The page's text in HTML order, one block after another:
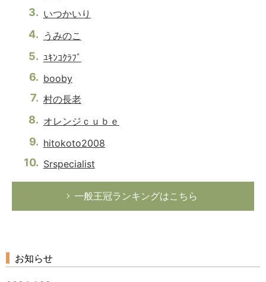
いつかいり
うみのこ
ﾕｷﾝｺｸﾗﾌﾞ
booby
村の長老
オレンジｃｕｂｅ
hitokoto2008
Srspecialist
一般王冠ランキングはこちら
お知らせ